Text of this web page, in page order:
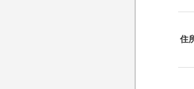
住